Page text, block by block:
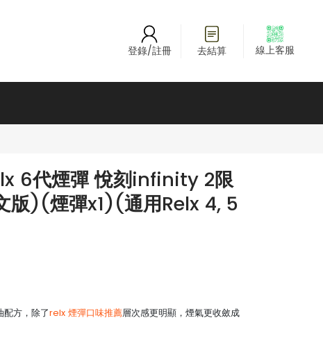
登錄/註冊 去結算 線上客服
6代煙彈 悅刻infinity 2限
版)(煙彈x1)(通用Relx 4, 5
配方，除了relx 煙彈口味推薦層次感更明顯，煙氣更收斂成